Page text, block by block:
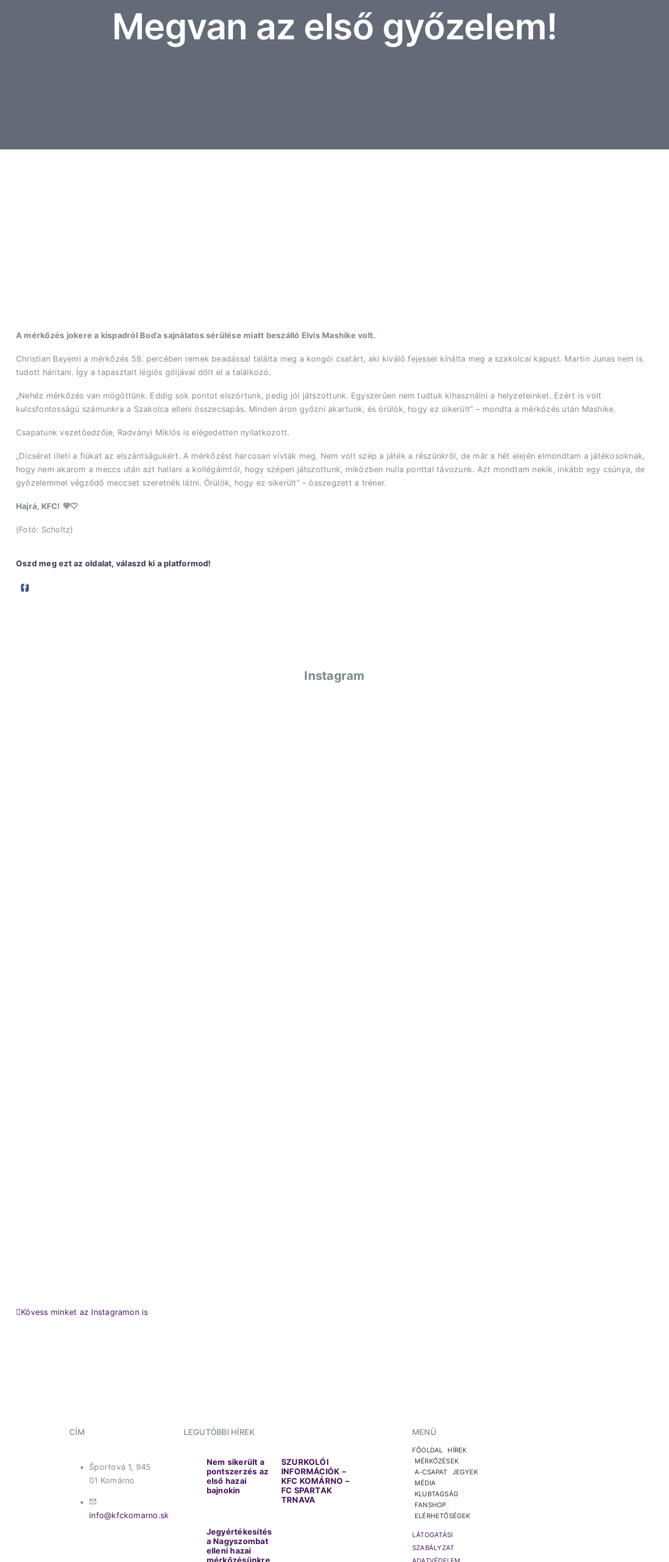
Megvan az első győzelem!
A mérkőzés jokere a kispadról Boďa sajnálatos sérülése miatt beszálló Elvis Mashike volt.
Christian Bayemi a mérkőzés 58. percében remek beadással találta meg a kongói csatárt, aki kiváló fejessel kínálta meg a szakolcai kapust. Martin Junas nem is
tudott hárítani. Így a tapasztalt légiós góljával dőlt el a találkozó.
„Nehéz mérkőzés van mögöttünk. Eddig sok pontot elszórtunk, pedig jól játszottunk. Egyszerűen nem tudtuk kihasználni a helyzeteinket. Ezért is volt
kulcsfontosságú számunkra a Szakolca elleni összecsapás. Minden áron győzni akartunk, és örülök, hogy ez sikerült” – mondta a mérkőzés után Mashike.
Csapatunk vezetőedzője, Radványi Miklós is elégedetten nyilatkozott.
„Dicséret illeti a fiúkat az elszántságukért. A mérkőzést harcosan vívták meg. Nem volt szép a játék a részünkről, de már a hét elején elmondtam a játékosoknak,
hogy nem akarom a meccs után azt hallani a kollégáimtól, hogy szépen játszottunk, miközben nulla ponttal távozunk. Azt mondtam nekik, inkább egy csúnya, de
győzelemmel végződő meccset szeretnék látni. Örülök, hogy ez sikerült” – összegzett a tréner.
Hajrá, KFC! 💜🤍
(Fotó: Scholtz)
Oszd meg ezt az oldalat, válaszd ki a platformod!
Instagram
Kövess minket az Instagramon is
CÍM
Športová 1, 945
01 Komárno
info@kfckomarno.sk
LEGUTÓBBI HÍREK
Nem sikerült a
pontszerzés az
első hazai
bajnokin
SZURKOLÓI
INFORMÁCIÓK –
KFC KOMÁRNO –
FC SPARTAK
TRNAVA
Jegyértékesítés
a Nagyszombat
elleni hazai
MENÜ
FŐOLDAL
HÍREK
MÉRKŐZÉSEK
A-CSAPAT
JEGYEK
MÉDIA
KLUBTAGSÁG
FANSHOP
ELÉRHETŐSÉGEK
LÁTOGATÁSI
SZABÁLYZAT